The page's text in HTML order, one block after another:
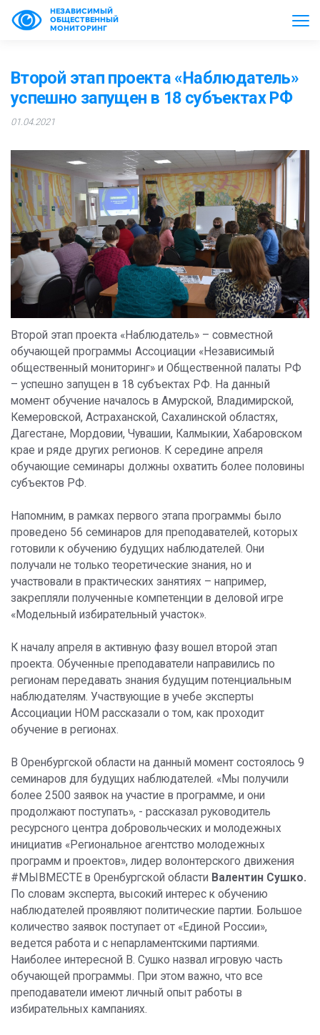
НЕЗАВИСИМЫЙ
ОБЩЕСТВЕННЫЙ
МОНИТОРИНГ
Второй этап проекта «Наблюдатель»
успешно запущен в 18 субъектах РФ
01.04.2021
Второй этап проекта «Наблюдатель» – совместной
обучающей программы Ассоциации «Независимый
общественный мониторинг» и Общественной палаты РФ
– успешно запущен в 18 субъектах РФ. На данный
момент обучение началось в Амурской, Владимирской,
Кемеровской, Астраханской, Сахалинской областях,
Дагестане, Мордовии, Чувашии, Калмыкии, Хабаровском
крае и ряде других регионов. К середине апреля
обучающие семинары должны охватить более половины
субъектов РФ.
Напомним, в рамках первого этапа программы было
проведено 56 семинаров для преподавателей, которых
готовили к обучению будущих наблюдателей. Они
получали не только теоретические знания, но и
участвовали в практических занятиях – например,
закрепляли полученные компетенции в деловой игре
«Модельный избирательный участок».
К началу апреля в активную фазу вошел второй этап
проекта. Обученные преподаватели направились по
регионам передавать знания будущим потенциальным
наблюдателям. Участвующие в учебе эксперты
Ассоциации НОМ рассказали о том, как проходит
обучение в регионах.
В Оренбургской области на данный момент состоялось 9
семинаров для будущих наблюдателей. «Мы получили
более 2500 заявок на участие в программе, и они
продолжают поступать», - рассказал руководитель
ресурсного центра добровольческих и молодежных
инициатив «Региональное агентство молодежных
программ и проектов», лидер волонтерского движения
#МЫВМЕСТЕ в Оренбургской области Валентин Сушко.
По словам эксперта, высокий интерес к обучению
наблюдателей проявляют политические партии. Большое
количество заявок поступает от «Единой России»,
ведется работа и с непарламентскими партиями.
Наиболее интересной В. Сушко назвал игровую часть
обучающей программы. При этом важно, что все
преподаватели имеют личный опыт работы в
избирательных кампаниях.